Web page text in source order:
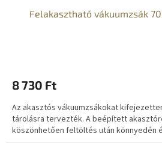
Felakasztható vákuumzsák
8 730 Ft
Az akasztós vákuumzsákokat
tárolásra tervezték. A beépített
köszönhetően feltöltés után könnyedén